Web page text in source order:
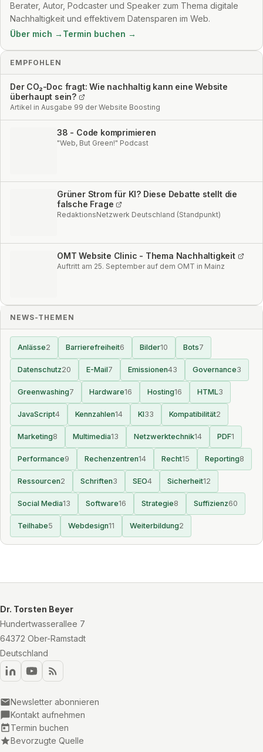
Berater, Autor, Podcaster und Speaker zum Thema digitale
Nachhaltigkeit und effektivem Datensparen im Web.
Über mich → Termin buchen →
EMPFOHLEN
Der CO₂-Doc fragt: Wie nachhaltig kann eine Website
überhaupt sein?
Artikel in Ausgabe 99 der Website Boosting
38 - Code komprimieren
"Web, But Green!" Podcast
Grüner Strom für KI? Diese Debatte stellt die
falsche Frage
RedaktionsNetzwerk Deutschland (Standpunkt)
OMT Website Clinic - Thema Nachhaltigkeit
Auftritt am 25. September auf dem OMT in Mainz
NEWS-THEMEN
Anlässe2 Barrierefreiheit6 Bilder10 Bots7
Datenschutz20 E-Mail7 Emissionen43 Governance3
Greenwashing7 Hardware16 Hosting16 HTML3
JavaScript4 Kennzahlen14 KI33 Kompatibilität2
Marketing8 Multimedia13 Netzwerktechnik14 PDF1
Performance9 Rechenzentren14 Recht15 Reporting8
Ressourcen2 Schriften3 SEO4 Sicherheit12
Social Media13 Software16 Strategie8 Suffizienz60
Teilhabe5 Webdesign11 Weiterbildung2
Dr. Torsten Beyer
Hundertwasserallee 7
64372 Ober-Ramstadt
Deutschland
Newsletter abonnieren
Kontakt aufnehmen
Termin buchen
Bevorzugte Quelle